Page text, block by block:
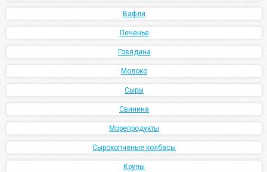
Вафли
Печенье
Говядина
Молоко
Сыры
Свинина
Морепродукты
Сырокопченые колбасы
Крупы